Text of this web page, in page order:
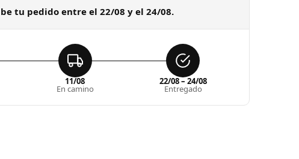
tu pedido entre el 22/08 y el 24/08.
11/08
En camino
22/08 – 24/08
Entregado